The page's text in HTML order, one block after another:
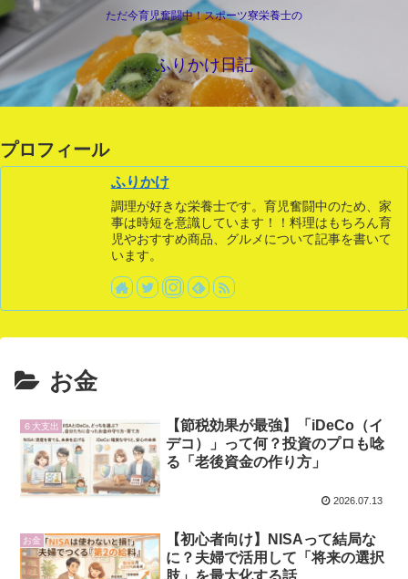
ただ今育児奮闘中！スポーツ寮栄養士の
ふりかけ日記
プロフィール
ふりかけ
調理が好きな栄養士です。育児奮闘中のため、家
事は時短を意識しています！！料理はもちろん育
児やおすすめ商品、グルメについて記事を書いて
います。
お金
６大支出
【節税効果が最強】「iDeCo（イ
デコ）」って何？投資のプロも唸
る「老後資金の作り方」
2026.07.13
お金
【初心者向け】NISAって結局な
に？夫婦で活用して「将来の選択